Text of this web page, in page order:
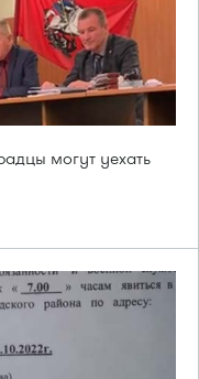
могут уехать